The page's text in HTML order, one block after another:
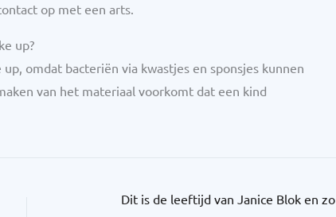
op met een arts.
up?
omdat bacteriën via kwastjes en sponsjes kunnen
van het materiaal voorkomt dat een kind
Dit is de leeftijd van Janice Blok en zo